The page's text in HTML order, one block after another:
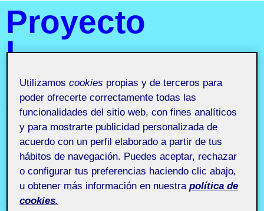
Proyecto
I.
Identidad
y
marca
aula 4
Proyecto I. Identidad y marca aula 4
Utilizamoscookies propias y de terceros para
poder ofrecerte correctamente todas las
funcionalidades del sitio web, con fines analíticos
y para mostrarte publicidad personalizada de
acuerdo con un perfil elaborado a partir de tus
hábitos de navegación. Puedes aceptar, rechazar
o configurar tus preferencias haciendo clic abajo,
u obtener más información en nuestra política de
cookies.